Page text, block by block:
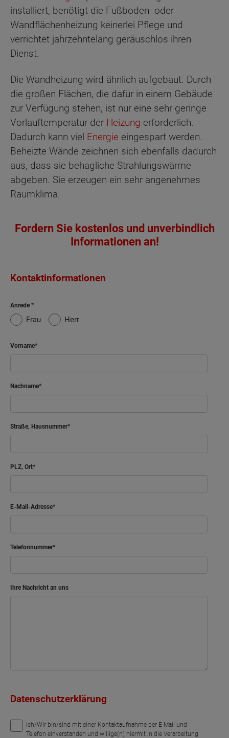
installiert, benötigt die Fußboden- oder
Wandflächenheizung keinerlei Pflege und
verrichtet jahrzehntelang geräuschlos ihren
Dienst.
Die Wandheizung wird ähnlich aufgebaut. Durch
die großen Flächen, die dafür in einem Gebäude
zur Verfügung stehen, ist nur eine sehr geringe
Vorlauftemperatur der Heizung erforderlich.
Dadurch kann viel Energie eingespart werden.
Beheizte Wände zeichnen sich ebenfalls dadurch
aus, dass sie behagliche Strahlungswärme
abgeben. Sie erzeugen ein sehr angenehmes
Raumklima.
Fordern Sie kostenlos und unverbindlich
Informationen an!
Kontaktinformationen
Anrede
Frau Herr
Vorname
Nachname
Straße, Hausnummer
PLZ, Ort
E-Mail-Adresse
Telefonnummer
Ihre Nachricht an uns
Datenschutzerklärung
Ich/Wir bin/sind mit einer Kontaktaufnahme per E-Mail und
Telefon einverstanden und willige(n) hiermit in die Verarbeitung